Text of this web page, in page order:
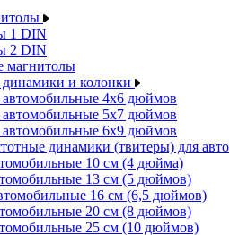
1 DIN
2 DIN
магнитолы
и колонки
4x6 дюймов
5x7 дюймов
6x9 дюймов
динамики (твитеры) для авто
10 см (4 дюйма)
13 см (5 дюймов)
16 см (6,5 дюймов)
20 см (8 дюймов)
25 см (10 дюймов)